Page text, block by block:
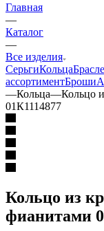
Главная
—
Каталог
—
Все изделия
СерьгиКольца
ассортиментБроши
—Кольца—Кольцо
01К1114877
Кольцо из
фианитами